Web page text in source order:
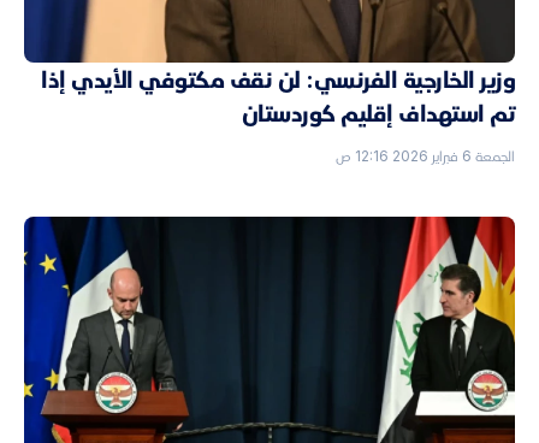
وزير الخارجية الفرنسي: لن نقف مكتوفي الأيدي إذا
تم استهداف إقليم كوردستان
الجمعة 6 فبراير 2026 12:16 ص